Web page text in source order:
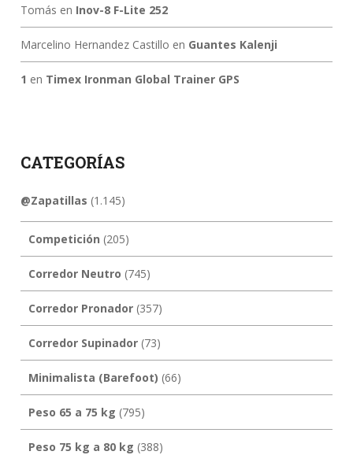
Tomás en Inov-8 F-Lite 252
Marcelino Hernandez Castillo en Guantes Kalenji
1 en Timex Ironman Global Trainer GPS
CATEGORÍAS
@Zapatillas (1.145)
Competición (205)
Corredor Neutro (745)
Corredor Pronador(357)
Corredor Supinador(73)
Minimalista (Barefoot) (66)
Peso 65 a 75 kg (795)
Peso 75 kg a 80 kg (388)